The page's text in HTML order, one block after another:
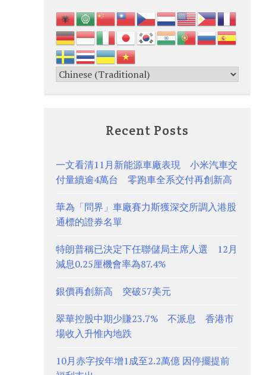
Recent Posts
一文看清11月新能源車廠表現 小米汽車交
付量續逾4萬台 零跑車全系交付再創新高
華為「問界」車廠賽力斯獲深交所調入港股
通標的證券名單
特朗普稱已決定下任聯儲局主席人選 12月
減息0.25厘機會率為87.4%
銀價再創新高 突破57美元
翠華控股中期少賺23.7% 不派息 香港市
場收入升惟內地跌
10月赤字按年增1成至2.2萬億 因停擺提前